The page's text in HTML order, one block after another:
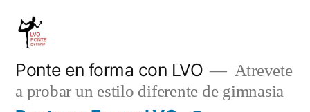
Saltar
contenido
Ponte en forma con LVO
Atrevete
a probar un estilo diferente de gimnasia